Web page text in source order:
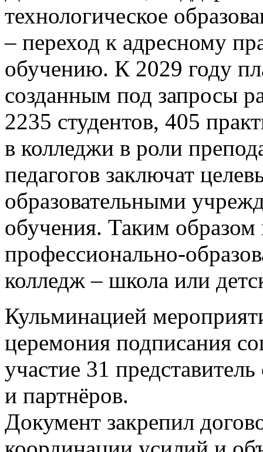
технологическое
– переход к адресному
обучению. К 2029 году
созданным под запросы
2235 студентов, 405
в колледжи в роли
педагогов заключат
образовательными
обучения. Таким образом
профессионально-
колледж – школа или
Кульминацией
церемония подписания
участие 31
и партнёров.
Документ закрепил